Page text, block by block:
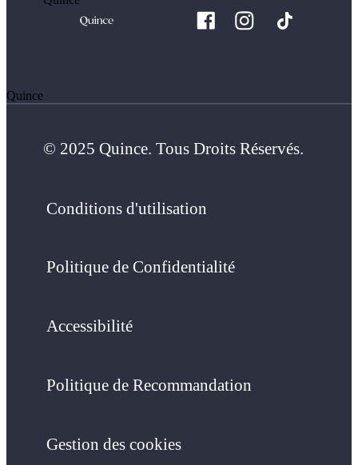
Quince
© 2025 Quince. Tous Droits Réservés.
Conditions d'utilisation
Politique de Confidentialité
Accessibilité
Politique de Recommandation
Gestion des cookies